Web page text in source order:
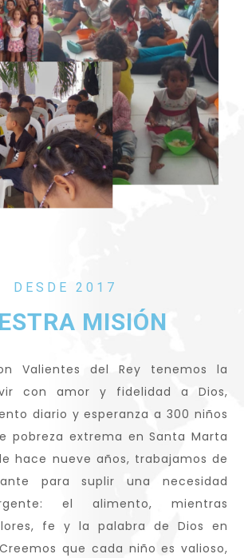
DESDE 2017
MISIÓN
Valientes del Rey tenemos la
con amor y fidelidad a Dios,
diario y esperanza a 300 niños
pobreza extrema en Santa Marta
hace nueve años, trabajamos de
para suplir una necesidad
el alimento, mientras
fe y la palabra de Dios en
que cada niño es valioso,